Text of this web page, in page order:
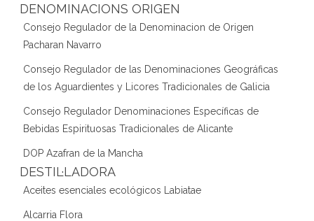
DENOMINACIONS ORIGEN
Consejo Regulador de la Denominacion de Origen
Pacharan Navarro
Consejo Regulador de las Denominaciones Geográficas
de los Aguardientes y Licores Tradicionales de Galicia
Consejo Regulador Denominaciones Específicas de
Bebidas Espirituosas Tradicionales de Alicante
DOP Azafran de la Mancha
DESTIL·LADORA
Aceites esenciales ecológicos Labiatae
Alcarria Flora